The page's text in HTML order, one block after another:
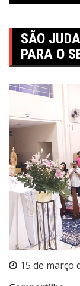
SÃO
PARA O
15 de março